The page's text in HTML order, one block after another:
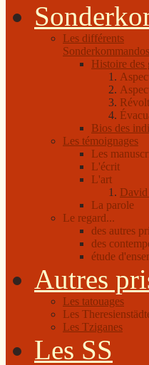
Les différents
Sonderkommandos
Histoire des
Bios des
Les témoignages
Les
L'écrit
L'art
La parole
Le regard...
des autres
des
étude
Autres
Les tatouages
Les
Les Tziganes
Les SS